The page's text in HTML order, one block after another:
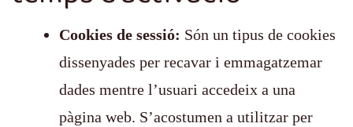
Cookies de sessió: Són un tipus de cookies
dissenyades per recavar i emmagatzemar
dades mentre l’usuari accedeix a una
pàgina web. S’acostumen a utilitzar per